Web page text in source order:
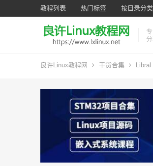
教程列表 热门标签 按目录分类
良许Linux教程网 干货合集